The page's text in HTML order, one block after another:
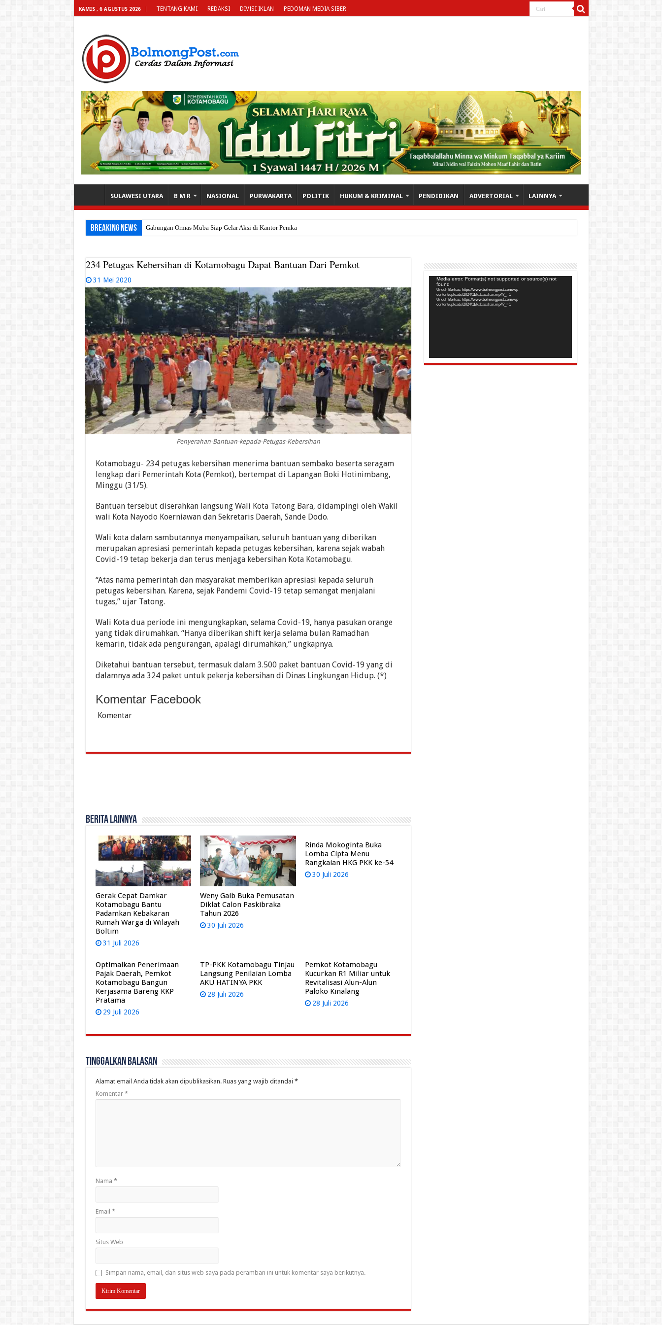
KAMIS , 6 AGUSTUS 2026 TENTANG KAMI REDAKSI DIVISI IKLAN PEDOMAN MEDIA SIBER
SULAWESI UTARA B M R NASIONAL PURWAKARTA POLITIK HUKUM & KRIMINAL PENDIDIKAN ADVERTORIAL LAINNYA
Breaking News Gabungan Ormas Muba Siap Gelar Aksi di Kantor Pemkab, Soroti Janji Politik hin
234 Petugas Kebersihan di Kotamobagu Dapat Bantuan Dari Pemkot
31 Mei 2020
Penyerahan-Bantuan-kepada-Petugas-Kebersihan
Kotamobagu- 234 petugas kebersihan menerima bantuan sembako beserta seragam
lengkap dari Pemerintah Kota (Pemkot), bertempat di Lapangan Boki Hotinimbang,
Minggu (31/5).
Bantuan tersebut diserahkan langsung Wali Kota Tatong Bara, didampingi oleh Wakil
wali Kota Nayodo Koerniawan dan Sekretaris Daerah, Sande Dodo.
Wali kota dalam sambutannya menyampaikan, seluruh bantuan yang diberikan
merupakan apresiasi pemerintah kepada petugas kebersihan, karena sejak wabah
Covid-19 tetap bekerja dan terus menjaga kebersihan Kota Kotamobagu.
“Atas nama pemerintah dan masyarakat memberikan apresiasi kepada seluruh
petugas kebersihan. Karena, sejak Pandemi Covid-19 tetap semangat menjalani
tugas,” ujar Tatong.
Wali Kota dua periode ini mengungkapkan, selama Covid-19, hanya pasukan orange
yang tidak dirumahkan. “Hanya diberikan shift kerja selama bulan Ramadhan
kemarin, tidak ada pengurangan, apalagi dirumahkan,” ungkapnya.
Diketahui bantuan tersebut, termasuk dalam 3.500 paket bantuan Covid-19 yang di
dalamnya ada 324 paket untuk pekerja kebersihan di Dinas Lingkungan Hidup. (*)
Komentar Facebook
Komentar
Berita Lainnya
Gerak Cepat Damkar
Kotamobagu Bantu
Padamkan Kebakaran
Rumah Warga di Wilayah
Boltim
31 Juli 2026
Weny Gaib Buka Pemusatan
Diklat Calon Paskibraka
Tahun 2026
30 Juli 2026
Rinda Mokoginta Buka
Lomba Cipta Menu
Rangkaian HKG PKK ke-54
30 Juli 2026
Optimalkan Penerimaan
Pajak Daerah, Pemkot
Kotamobagu Bangun
Kerjasama Bareng KKP
Pratama
29 Juli 2026
TP-PKK Kotamobagu Tinjau
Langsung Penilaian Lomba
AKU HATINYA PKK
28 Juli 2026
Pemkot Kotamobagu
Kucurkan R1 Miliar untuk
Revitalisasi Alun-Alun
Paloko Kinalang
28 Juli 2026
Tinggalkan Balasan
Alamat email Anda tidak akan dipublikasikan. Ruas yang wajib ditandai *
Komentar *
Nama *
Email *
Situs Web
Simpan nama, email, dan situs web saya pada peramban ini untuk komentar saya berikutnya.
Pemutar
Video
Media error: Format(s) not supported or source(s) not
found
Unduh Berkas: https://www.bolmongpost.com/wp-
content/uploads/2024/11/kabasahan.mp4?_=1
Unduh Berkas: https://www.bolmongpost.com/wp-
content/uploads/2024/11/kabasahan.mp4?_=1